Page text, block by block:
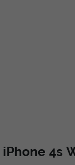
iPhone 4s